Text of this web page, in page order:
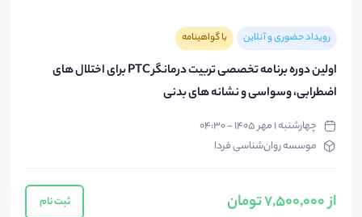
رویداد حضوری و آنلاین با گواهینامه
اولین دوره برنامه تخصصی تربیت درمانگر PTC برای اختلال های
اضطرابی، وسواسی و نشانه های بدنی
چهارشنبه ۱ مهر ۱۴۰۵ - ۰۴:۳۰
موسسه روان‌شناسی فردا
از 7,500,000 تومان ثبت نام